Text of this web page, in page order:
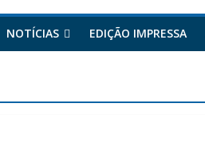
NOTÍCIAS EDIÇÃO IMPRESSA